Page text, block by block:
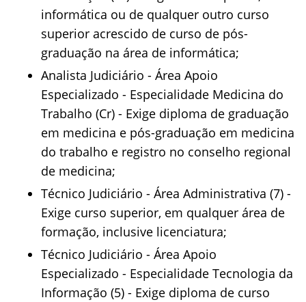
informática ou de qualquer outro curso
superior acrescido de curso de pós-
graduação na área de informática;
Analista Judiciário - Área Apoio
Especializado - Especialidade Medicina do
Trabalho (Cr) - Exige diploma de graduação
em medicina e pós-graduação em medicina
do trabalho e registro no conselho regional
de medicina;
Técnico Judiciário - Área Administrativa (7) -
Exige curso superior, em qualquer área de
formação, inclusive licenciatura;
Técnico Judiciário - Área Apoio
Especializado - Especialidade Tecnologia da
Informação (5) - Exige diploma de curso